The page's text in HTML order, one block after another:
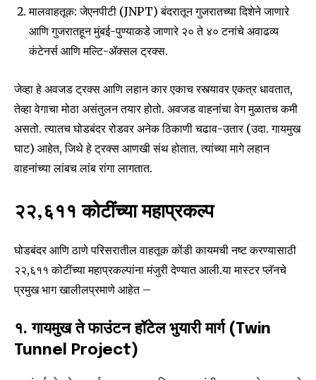
मालवाहतूक: जेएनपीटी (JNPT) बंदरातून गुजरातच्या दिशेने जाणारे
आणि गुजरातहून मुंबई-पुण्याकडे जाणारे २० ते ४० टनांचे अवाढव्य
कंटेनर्स आणि मल्टि-ॲक्सल ट्रक्स.
जेव्हा हे अवजड ट्रक्स आणि लहान कार एकाच रस्त्यावर एकत्र धावतात,
तेव्हा वेगाचा मोठा असंतुलन तयार होतो. अवजड वाहनांचा वेग मुळातच कमी
असतो. त्यातच घोडबंदर रोडवर अनेक ठिकाणी चढाव-उतार (उदा. गायमुख
घाट) आहेत, जिथे हे ट्रक्स आणखी संथ होतात. त्यांच्या मागे लहान
वाहनांच्या लांबच लांब रांगा लागतात.
₹२२,६११ कोटींच्या महाप्रकल्प
घोडबंदर आणि ठाणे परिसरातील वाहतूक कोंडी कायमची नष्ट करण्यासाठी
₹२२,६११ कोटींच्या महाप्रकल्पांना मंजुरी देण्यात आली.या मास्टर प्लॅनचे
प्रमुख भाग खालीलप्रमाणे आहेत –
१. गायमुख ते फाउंटन हॉटेल भुयारी मार्ग (Twin
Tunnel Project)